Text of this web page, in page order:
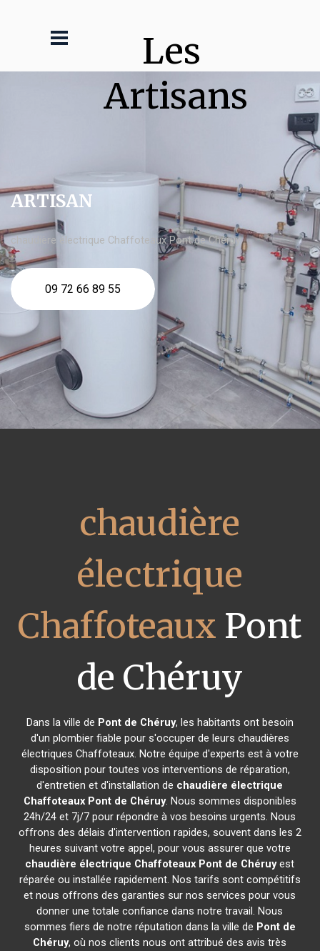
Les
Artisans
ARTISAN
chaudière électrique Chaffoteaux Pont de Chéruy
09 72 66 89 55
chaudière
électrique
Chaffoteaux Pont
de Chéruy
Dans la ville de Pont de Chéruy, les habitants ont besoin
d'un plombier fiable pour s'occuper de leurs chaudières
électriques Chaffoteaux. Notre équipe d'experts est à votre
disposition pour toutes vos interventions de réparation,
d'entretien et d'installation de chaudière électrique
Chaffoteaux Pont de Chéruy. Nous sommes disponibles
24h/24 et 7j/7 pour répondre à vos besoins urgents. Nous
offrons des délais d'intervention rapides, souvent dans les 2
heures suivant votre appel, pour vous assurer que votre
chaudière électrique Chaffoteaux Pont de Chéruyest
réparée ou installée rapidement. Nos tarifs sont compétitifs
et nous offrons des garanties sur nos services pour vous
donner une totale confiance dans notre travail. Nous
sommes fiers de notre réputation dans la ville de Pont de
Chéruy, où nos clients nous ont attribué des avis très